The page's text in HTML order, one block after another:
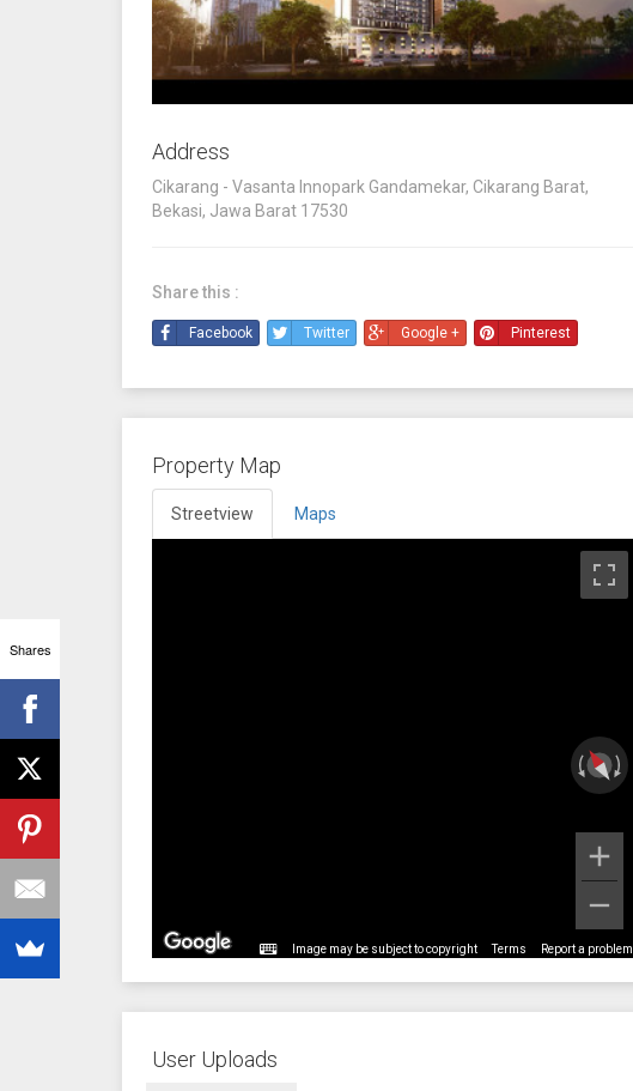
Address
Cikarang - Vasanta Innopark Gandamekar, Cikarang Barat,
Bekasi, Jawa Barat 17530
Share this :
Facebook Twitter Google + Pinterest
Property Map
Streetview Maps
Image may be subject to copyright Terms Report a problem
User Uploads
Shares